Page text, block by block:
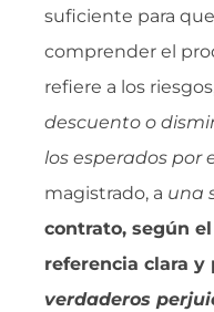
suficiente para
comprender el
refiere a los
descuento o
los esperados por
magistrado, a  una
contrato, según
referencia clara y
verdaderos